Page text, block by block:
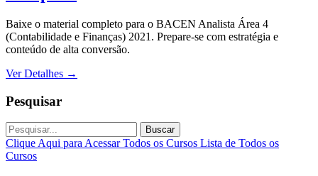
Baixe o material completo para o BACEN Analista Área 4
(Contabilidade e Finanças) 2021. Prepare-se com estratégia e
conteúdo de alta conversão.
Ver Detalhes →
Pesquisar
Buscar
Clique Aqui para Acessar Todos os Cursos Lista de Todos os
Cursos